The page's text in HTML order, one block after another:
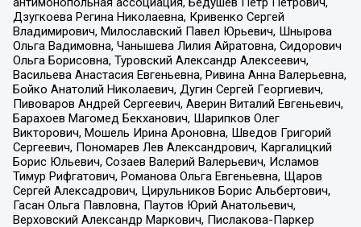
Дзугкоева Регина Николаевна, Кривенко Сергей
Владимирович, Милославский Павел Юрьевич, Шнырова
Ольга Вадимовна, Чанышева Лилия Айратовна, Сидорович
Ольга Борисовна, Туровский Александр Алексеевич,
Васильева Анастасия Евгеньевна, Ривина Анна Валерьевна,
Бойко Анатолий Николаевич, Дугин Сергей Георгиевич,
Пивоваров Андрей Сергеевич, Аверин Виталий Евгеньевич,
Барахоев Магомед Бекханович, Шарипков Олег
Викторович, Мошель Ирина Ароновна, Шведов Григорий
Сергеевич, Пономарев Лев Александрович, Каргалицкий
Борис Юльевич, Созаев Валерий Валерьевич, Исламов
Тимур Рифгатович, Романова Ольга Евгеньевна, Щаров
Сергей Алексадрович, Цирульников Борис Альбертович,
Гасан Ольга Павловна, Паутов Юрий Анатольевич,
Верховский Александр Маркович, Пислакова-Паркер